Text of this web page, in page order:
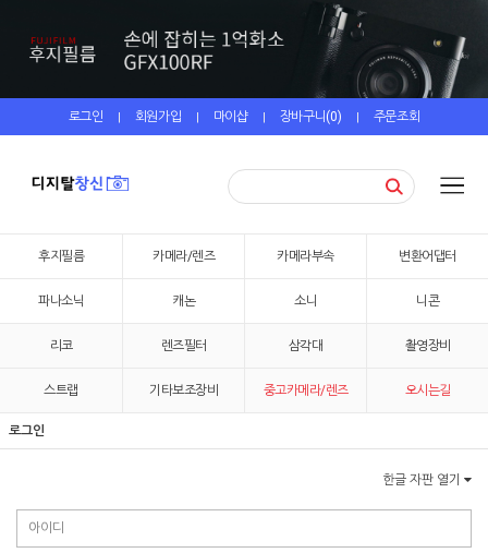
로그인 | 회원가입 | 마이샵 | 장바구니(0) | 주문조회
후지필름 카메라/렌즈 카메라부속 변환어댑터
파나소닉 캐논 소니 니콘
리코 렌즈필터 삼각대 촬영장비
스트랩 기타보조장비 중고카메라/렌즈 오시는길
로그인
한글 자판 열기